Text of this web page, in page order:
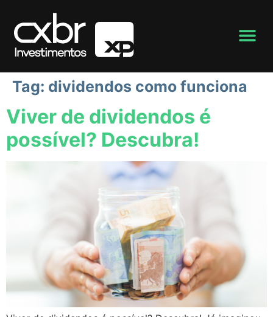
Tag: dividendos como funciona
Viver de dividendos é
possível? Descubra!